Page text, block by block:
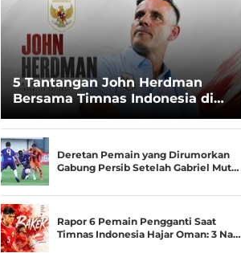
5 Tantangan John Herdman
Bersama Timnas Indonesia di
Spesialis Runner-up Menjadi
Juara
Deretan Pemain yang Dirumorkan
Gabung Persib Setelah Gabriel Mut…
Rapor 6 Pemain Pengganti Saat
Timnas Indonesia Hajar Oman: 3 Na…